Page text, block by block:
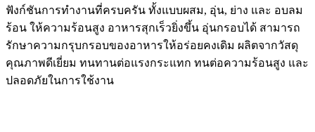
ฟังก์ชันการทำงานที่ครบครัน ทั้งแบบผสม, อุ่น, ย่าง และ อบลม
ร้อน ให้ความร้อนสูง อาหารสุกเร็วยิ่งขึ้น อุ่นกรอบได้ สามารถ
รักษาความกรุบกรอบของอาหารให้อร่อยคงเดิม ผลิตจากวัสดุ
คุณภาพดีเยี่ยม ทนทานต่อแรงกระแทก ทนต่อความร้อนสูง และ
ปลอดภัยในการใช้งาน